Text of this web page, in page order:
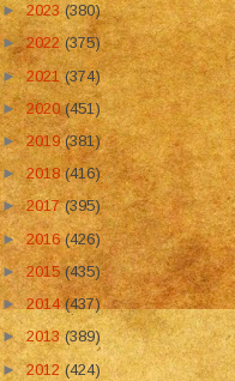
►2023(380)
►2022 (375)
►2021(374)
►2020(451)
►2019(381)
►2018(416)
►2017(395)
►2016(426)
►2015(435)
►2014(437)
►2013(389)
►2012(424)